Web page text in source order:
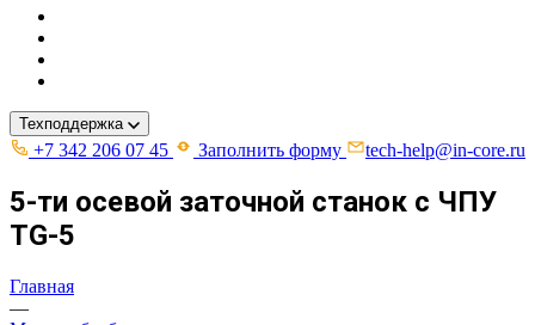
Техподдержка
+7 342 206 07 45 Заполнить форму tech-help@in-core.ru
5-ти осевой заточной станок с ЧПУ
TG-5
Главная
—